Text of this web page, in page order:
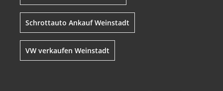
Schrottauto Ankauf Weinstadt
VW verkaufen Weinstadt